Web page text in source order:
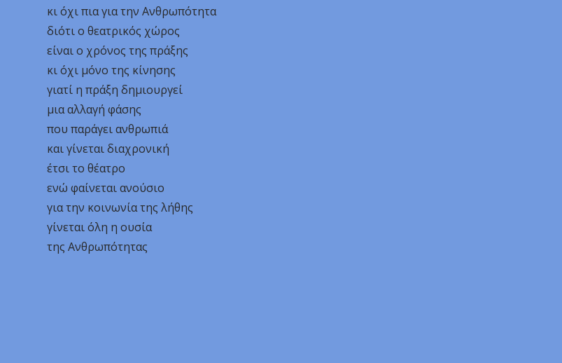
κι όχι πια για την Ανθρωπότητα
διότι ο θεατρικός χώρος
είναι ο χρόνος της πράξης
κι όχι μόνο της κίνησης
γιατί η πράξη δημιουργεί
μια αλλαγή φάσης
που παράγει ανθρωπιά
και γίνεται διαχρονική
έτσι το θέατρο
ενώ φαίνεται ανούσιο
για την κοινωνία της λήθης
γίνεται όλη η ουσία
της Ανθρωπότητας